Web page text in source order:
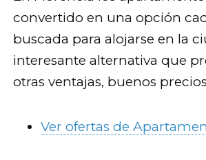
convertido en una opción
buscada para alojarse en la
interesante alternativa que
otras ventajas, buenos
Ver ofertas de